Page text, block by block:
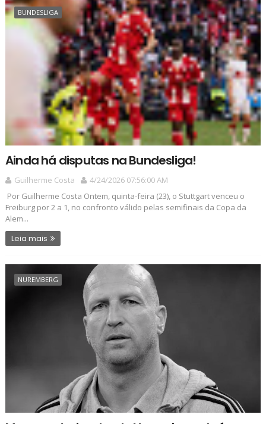
BUNDESLIGA
Ainda há disputas na Bundesliga!
Guilherme Costa
4/24/2026 07:56:00 AM
Por Guilherme Costa Ontem, quinta-feira (23), o Stuttgart venceu o
Freiburg por 2 a 1, no confronto válido pelas semifinais da Copa da
Alem...
Leia mais
NUREMBERG